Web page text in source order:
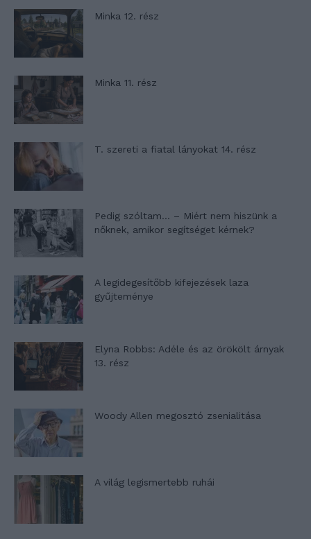
Minka 12. rész
Minka 11. rész
T. szereti a fiatal lányokat 14. rész
Pedig szóltam… – Miért nem hiszünk a
nőknek, amikor segítséget kérnek?
A legidegesítőbb kifejezések laza
gyűjteménye
Elyna Robbs: Adéle és az örökölt árnyak
13. rész
Woody Allen megosztó zsenialitása
A világ legismertebb ruhái